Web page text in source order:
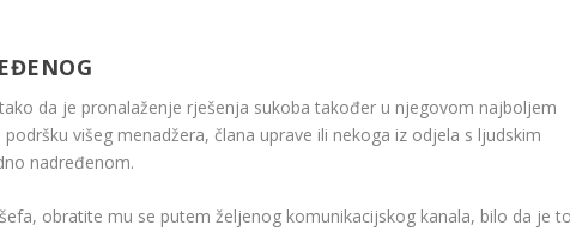
da je pronalaženje rješenja sukoba također u njegovom najboljem
višeg menadžera, člana uprave ili nekoga iz odjela s ljudskim
nadređenom.
obratite mu se putem željenog komunikacijskog kanala, bilo da je